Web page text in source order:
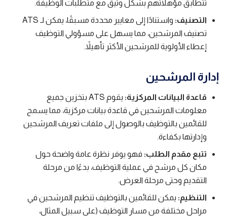
تتطابق مؤهلاتهم بشكل وثيق مع متطلبات الوظيفة.
التصنيف:
واستنادًا إلى معايير محددة مسبقًا، يمكن لـ ATS
تصنيف المرشحين، مما يسهل على مسؤولي التوظيف
إعطاء الأولوية للمرشحين الأكثر تأهيلاً.
إدارة المرشحين
قاعدة البيانات المركزية:
يقوم ATS بتخزين جميع
معلومات المرشحين في قاعدة بيانات مركزية، مما يسمح
للقائمين بالتوظيف بالوصول إلى ملفات تعريف المرشحين
وإدارتها بكفاءة.
تتبع مقدم الطلب: فهو يوفر نظرة عامة واضحة حول
مكان كل مرشح في عملية التوظيف، بدءًا من مرحلة
التقديم وحتى مرحلة العرض.
التنظيم: يمكن للقائمين بالتوظيف تنظيم المرشحين في
مراحل مختلفة من مسار التوظيف (على سبيل المثال،